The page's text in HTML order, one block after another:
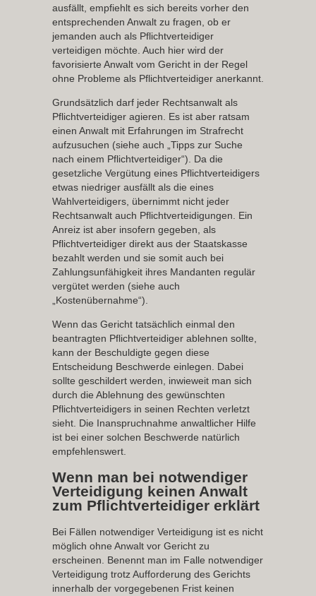
ausfällt, empfiehlt es sich bereits vorher den
entsprechenden Anwalt zu fragen, ob er
jemanden auch als Pflichtverteidiger
verteidigen möchte. Auch hier wird der
favorisierte Anwalt vom Gericht in der Regel
ohne Probleme als Pflichtverteidiger anerkannt.
Grundsätzlich darf jeder Rechtsanwalt als
Pflichtverteidiger agieren. Es ist aber ratsam
einen Anwalt mit Erfahrungen im Strafrecht
aufzusuchen (siehe auch „Tipps zur Suche
nach einem Pflichtverteidiger“). Da die
gesetzliche Vergütung eines Pflichtverteidigers
etwas niedriger ausfällt als die eines
Wahlverteidigers, übernimmt nicht jeder
Rechtsanwalt auch Pflichtverteidigungen. Ein
Anreiz ist aber insofern gegeben, als
Pflichtverteidiger direkt aus der Staatskasse
bezahlt werden und sie somit auch bei
Zahlungsunfähigkeit ihres Mandanten regulär
vergütet werden (siehe auch
„Kostenübernahme“).
Wenn das Gericht tatsächlich einmal den
beantragten Pflichtverteidiger ablehnen sollte,
kann der Beschuldigte gegen diese
Entscheidung Beschwerde einlegen. Dabei
sollte geschildert werden, inwieweit man sich
durch die Ablehnung des gewünschten
Pflichtverteidigers in seinen Rechten verletzt
sieht. Die Inanspruchnahme anwaltlicher Hilfe
ist bei einer solchen Beschwerde natürlich
empfehlenswert.
Wenn man bei notwendiger
Verteidigung keinen Anwalt
zum Pflichtverteidiger erklärt
Bei Fällen notwendiger Verteidigung ist es nicht
möglich ohne Anwalt vor Gericht zu
erscheinen. Benennt man im Falle notwendiger
Verteidigung trotz Aufforderung des Gerichts
innerhalb der vorgegebenen Frist keinen